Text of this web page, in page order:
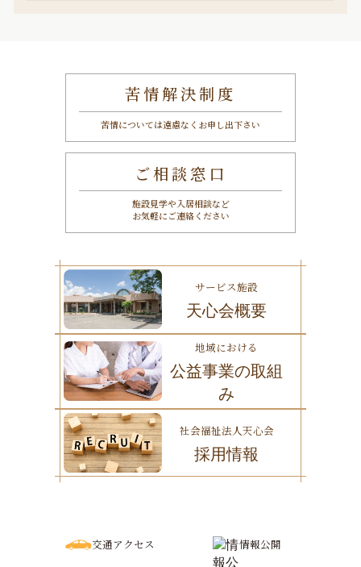
苦情解決制度
苦情については遠慮なくお申し出下さい
ご相談窓口
施設見学や入居相談など
お気軽にご連絡ください
サービス施設
天心会概要
地域における
公益事業の取組
み
社会福祉法人天心会
採用情報
交通アクセス 情報公開